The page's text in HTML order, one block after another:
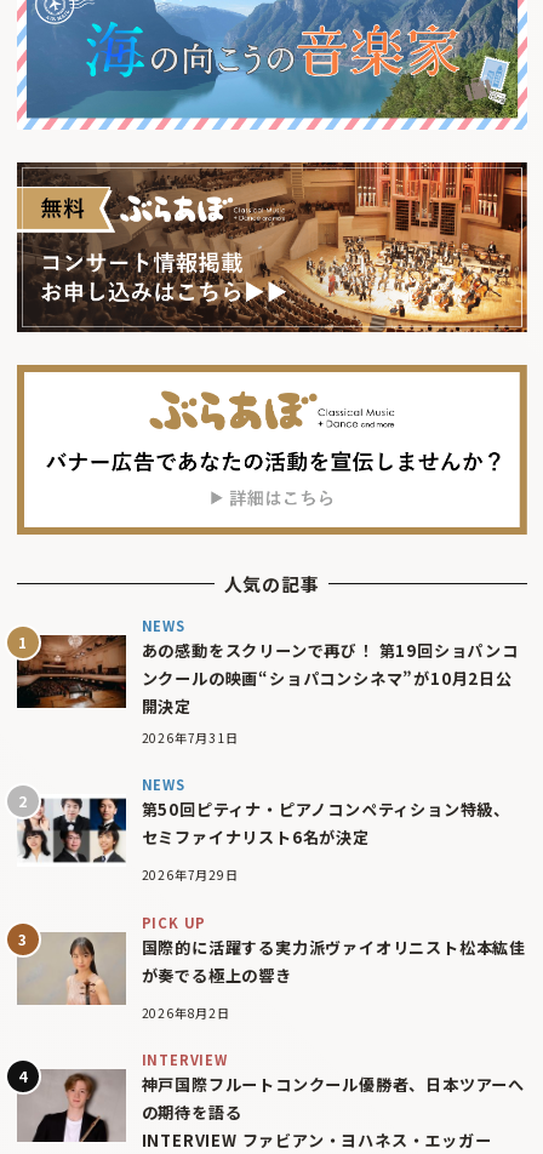
人気の記事
NEWS
あの感動をスクリーンで再び！ 第19回ショパンコ
ンクールの映画“ショパコンシネマ”が10月2日公
開決定
2026年7月31日
NEWS
第50回ピティナ・ピアノコンペティション特級、
セミファイナリスト6名が決定
2026年7月29日
PICK UP
国際的に活躍する実力派ヴァイオリニスト松本紘佳
が奏でる極上の響き
2026年8月2日
INTERVIEW
神戸国際フルートコンクール優勝者、日本ツアーへ
の期待を語る
INTERVIEW ファビアン・ヨハネス・エッガー